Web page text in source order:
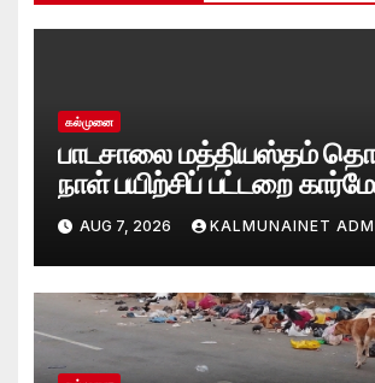
கல்முனை
பாடசாலை மத்தியஸ்தம்
நாள் பயிற்சிப் பட்டறை
பற்றிமாவில்
தீர்க்கும் முறைகள் குறித்துத்
தெளிவூட்டல்
AUG 7, 2026 KALMUNAINET